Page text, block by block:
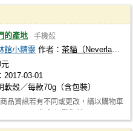
的產地 手機殼
館小精靈 作者：茶貓（Neverland）
2017-03-01
軟殼／每款70g（含包裝）
訊若有不同或更改，請以購物車